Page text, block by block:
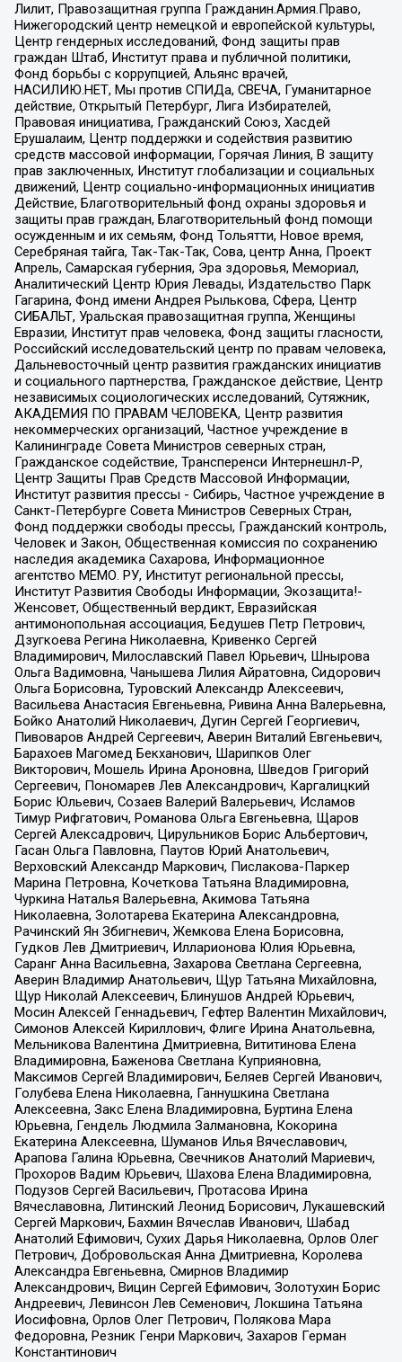
Лилит, Правозащитная группа Гражданин.Армия.Право,
Нижегородский центр немецкой и европейской культуры,
Центр гендерных исследований, Фонд защиты прав
граждан Штаб, Институт права и публичной политики,
Фонд борьбы с коррупцией, Альянс врачей,
НАСИЛИЮ.НЕТ, Мы против СПИДа, СВЕЧА, Гуманитарное
действие, Открытый Петербург, Лига Избирателей,
Правовая инициатива, Гражданский Союз, Хасдей
Ерушалаим, Центр поддержки и содействия развитию
средств массовой информации, Горячая Линия, В защиту
прав заключенных, Институт глобализации и социальных
движений, Центр социально-информационных инициатив
Действие, Благотворительный фонд охраны здоровья и
защиты прав граждан, Благотворительный фонд помощи
осужденным и их семьям, Фонд Тольятти, Новое время,
Серебряная тайга, Так-Так-Так, Сова, центр Анна, Проект
Апрель, Самарская губерния, Эра здоровья, Мемориал,
Аналитический Центр Юрия Левады, Издательство Парк
Гагарина, Фонд имени Андрея Рылькова, Сфера, Центр
СИБАЛЬТ, Уральская правозащитная группа, Женщины
Евразии, Институт прав человека, Фонд защиты гласности,
Российский исследовательский центр по правам человека,
Дальневосточный центр развития гражданских инициатив
и социального партнерства, Гражданское действие, Центр
независимых социологических исследований, Сутяжник,
АКАДЕМИЯ ПО ПРАВАМ ЧЕЛОВЕКА, Центр развития
некоммерческих организаций, Частное учреждение в
Калининграде Совета Министров северных стран,
Гражданское содействие, Трансперенси Интернешнл-Р,
Центр Защиты Прав Средств Массовой Информации,
Институт развития прессы - Сибирь, Частное учреждение в
Санкт-Петербурге Совета Министров Северных Стран,
Фонд поддержки свободы прессы, Гражданский контроль,
Человек и Закон, Общественная комиссия по сохранению
наследия академика Сахарова, Информационное
агентство МЕМО. РУ, Институт региональной прессы,
Институт Развития Свободы Информации, Экозащита!-
Женсовет, Общественный вердикт, Евразийская
антимонопольная ассоциация, Бедушев Петр Петрович,
Дзугкоева Регина Николаевна, Кривенко Сергей
Владимирович, Милославский Павел Юрьевич, Шнырова
Ольга Вадимовна, Чанышева Лилия Айратовна, Сидорович
Ольга Борисовна, Туровский Александр Алексеевич,
Васильева Анастасия Евгеньевна, Ривина Анна Валерьевна,
Бойко Анатолий Николаевич, Дугин Сергей Георгиевич,
Пивоваров Андрей Сергеевич, Аверин Виталий Евгеньевич,
Барахоев Магомед Бекханович, Шарипков Олег
Викторович, Мошель Ирина Ароновна, Шведов Григорий
Сергеевич, Пономарев Лев Александрович, Каргалицкий
Борис Юльевич, Созаев Валерий Валерьевич, Исламов
Тимур Рифгатович, Романова Ольга Евгеньевна, Щаров
Сергей Алексадрович, Цирульников Борис Альбертович,
Гасан Ольга Павловна, Паутов Юрий Анатольевич,
Верховский Александр Маркович, Пислакова-Паркер
Марина Петровна, Кочеткова Татьяна Владимировна,
Чуркина Наталья Валерьевна, Акимова Татьяна
Николаевна, Золотарева Екатерина Александровна,
Рачинский Ян Збигневич, Жемкова Елена Борисовна,
Гудков Лев Дмитриевич, Илларионова Юлия Юрьевна,
Саранг Анна Васильевна, Захарова Светлана Сергеевна,
Аверин Владимир Анатольевич, Щур Татьяна Михайловна,
Щур Николай Алексеевич, Блинушов Андрей Юрьевич,
Мосин Алексей Геннадьевич, Гефтер Валентин Михайлович,
Симонов Алексей Кириллович, Флиге Ирина Анатольевна,
Мельникова Валентина Дмитриевна, Вититинова Елена
Владимировна, Баженова Светлана Куприяновна,
Максимов Сергей Владимирович, Беляев Сергей Иванович,
Голубева Елена Николаевна, Ганнушкина Светлана
Алексеевна, Закс Елена Владимировна, Буртина Елена
Юрьевна, Гендель Людмила Залмановна, Кокорина
Екатерина Алексеевна, Шуманов Илья Вячеславович,
Арапова Галина Юрьевна, Свечников Анатолий Мариевич,
Прохоров Вадим Юрьевич, Шахова Елена Владимировна,
Подузов Сергей Васильевич, Протасова Ирина
Вячеславовна, Литинский Леонид Борисович, Лукашевский
Сергей Маркович, Бахмин Вячеслав Иванович, Шабад
Анатолий Ефимович, Сухих Дарья Николаевна, Орлов Олег
Петрович, Добровольская Анна Дмитриевна, Королева
Александра Евгеньевна, Смирнов Владимир
Александрович, Вицин Сергей Ефимович, Золотухин Борис
Андреевич, Левинсон Лев Семенович, Локшина Татьяна
Иосифовна, Орлов Олег Петрович, Полякова Мара
Федоровна, Резник Генри Маркович, Захаров Герман
Константинович